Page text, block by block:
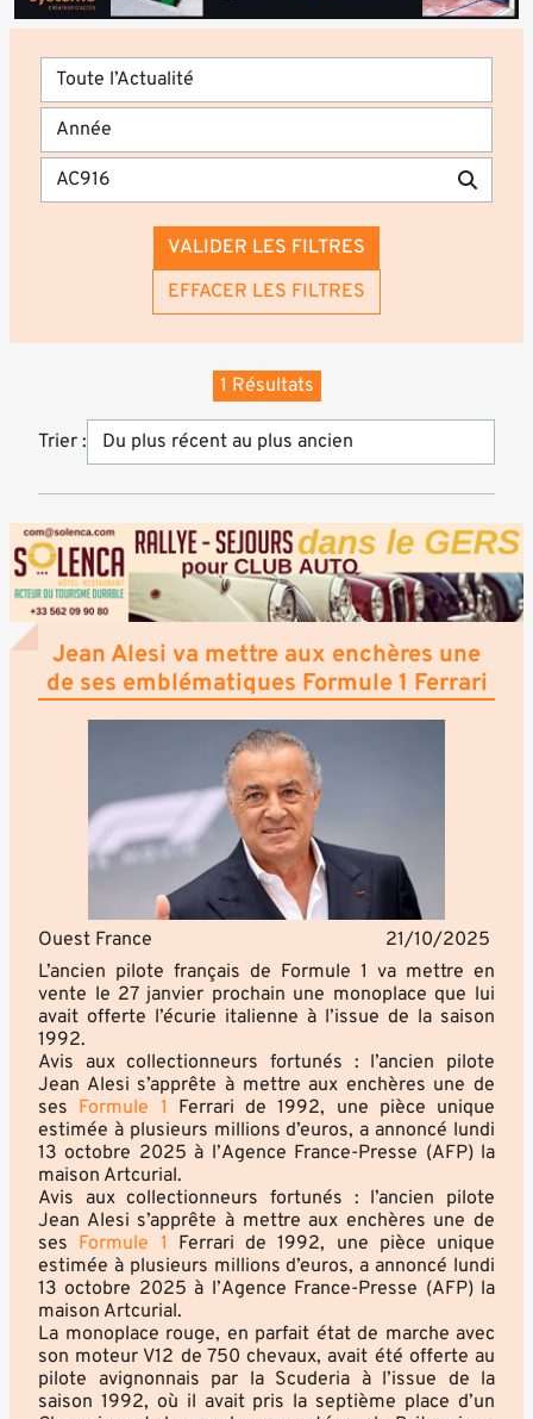
VALIDER LES FILTRES
EFFACER LES FILTRES
Trier :
1 Résultats
Jean Alesi va mettre aux enchères une
de ses emblématiques Formule 1 Ferrari
Ouest France
21/10/2025
L’ancien pilote français de Formule 1 va mettre en
vente le 27 janvier prochain une monoplace que lui
avait offerte l’écurie italienne à l’issue de la saison
1992.
Avis aux collectionneurs fortunés : l’ancien pilote
Jean Alesi s’apprête à mettre aux enchères une de
ses Formule 1 Ferrari de 1992, une pièce unique
estimée à plusieurs millions d’euros, a annoncé lundi
13 octobre 2025 à l’Agence France-Presse (AFP)la
maison Artcurial.
Avis aux collectionneurs fortunés : l’ancien pilote
Jean Alesi s’apprête à mettre aux enchères une de
ses Formule 1 Ferrari de 1992, une pièce unique
estimée à plusieurs millions d’euros, a annoncé lundi
13 octobre 2025 à l’Agence France-Presse (AFP)la
maison Artcurial.
La monoplace rouge, en parfait état de marche avec
son moteur V12 de 750 chevaux, avait été offerte au
pilote avignonnais par la Scuderia à l’issue de la
saison 1992, où il avait pris la septième place d’un